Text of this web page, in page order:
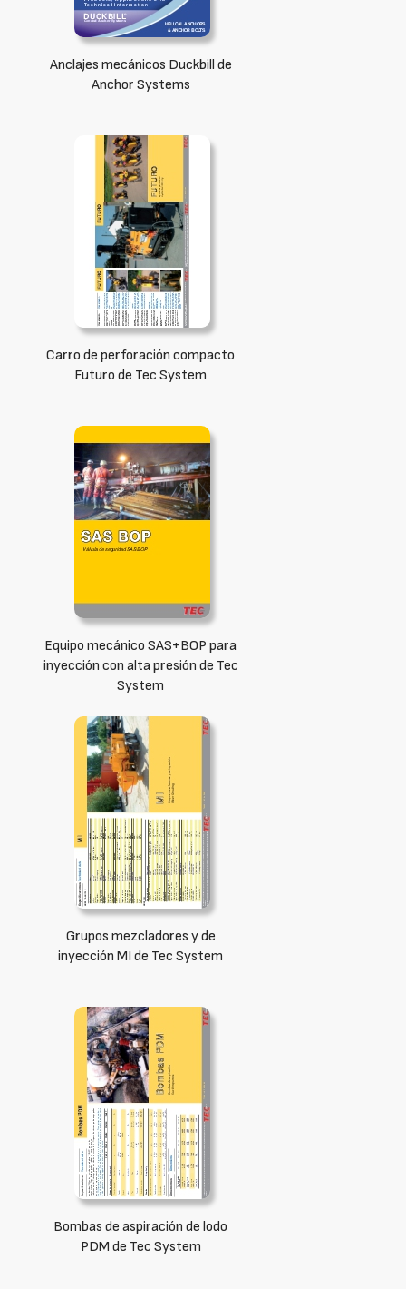
Anclajes mecánicos Duckbill de
Anchor Systems
Carro de perforación compacto
Futuro de Tec System
Equipo mecánico SAS+BOP para
inyección con alta presión de Tec
System
Grupos mezcladores y de
inyección MI de Tec System
Bombas de aspiración de lodo
PDM de Tec System